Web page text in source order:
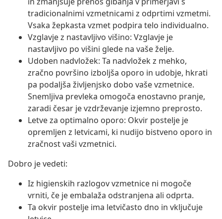
tradicionalnimi vzmetnicami z odprtimi vzmetmi.
Vsaka žepkasta vzmet podpira telo individualno.
Vzglavje z nastavljivo višino: Vzglavje je
nastavljivo po višini glede na vaše želje.
Udoben nadvložek: Ta nadvložek z mehko,
zračno površino izboljša oporo in udobje, hkrati
pa podaljša življenjsko dobo vaše vzmetnice.
Snemljiva prevleka omogoča enostavno pranje,
zaradi česar je vzdrževanje izjemno preprosto.
Letve za optimalno oporo: Okvir postelje je
opremljen z letvicami, ki nudijo bistveno oporo in
zračnost vaši vzmetnici.
Dobro je vedeti:
Iz higienskih razlogov vzmetnice ni mogoče
vrniti, če je embalaža odstranjena ali odprta.
Ta okvir postelje ima letvičasto dno in vključuje